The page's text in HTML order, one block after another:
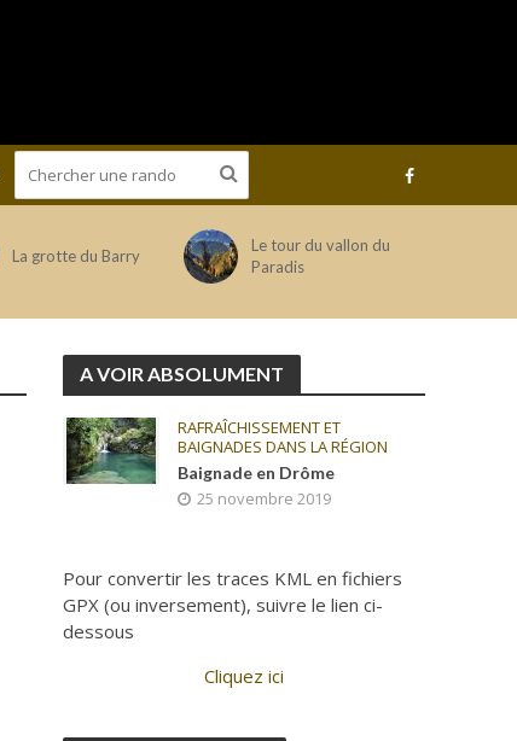
La grotte du Barry
Le tour du vallon du
Paradis
A VOIR ABSOLUMENT
RAFRAÎCHISSEMENT ET
BAIGNADES DANS LA RÉGION
Baignade en Drôme
25 novembre 2019
Pour convertir les traces KML en fichiers
GPX (ou inversement), suivre le lien ci-
dessous
Cliquez ici